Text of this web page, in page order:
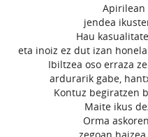
Apirilean
jendea
Hau
eta inoiz ez dut izan
Ibiltzea oso erraza
ardurarik gabe,
Kontuz begiratzen
Maite ikus
Orma